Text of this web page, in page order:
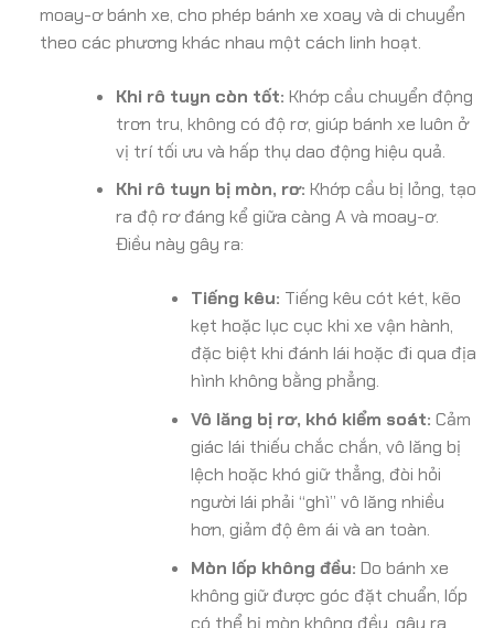
moay-ơ bánh xe, cho phép bánh xe xoay và di chuyển
theo các phương khác nhau một cách linh hoạt.
Khi rô tuyn còn tốt: Khớp cầu chuyển động
trơn tru, không có độ rơ, giúp bánh xe luôn ở
vị trí tối ưu và hấp thụ dao động hiệu quả.
Khi rô tuyn bị mòn, rơ: Khớp cầu bị lỏng, tạo
ra độ rơ đáng kể giữa càng A và moay-ơ.
Điều này gây ra:
Tiếng kêu: Tiếng kêu cót két, kẽo
kẹt hoặc lục cục khi xe vận hành,
đặc biệt khi đánh lái hoặc đi qua địa
hình không bằng phẳng.
Vô lăng bị rơ, khó kiểm soát: Cảm
giác lái thiếu chắc chắn, vô lăng bị
lệch hoặc khó giữ thẳng, đòi hỏi
người lái phải “ghì” vô lăng nhiều
hơn, giảm độ êm ái và an toàn.
Mòn lốp không đều: Do bánh xe
không giữ được góc đặt chuẩn, lốp
có thể bị mòn không đều, gây ra